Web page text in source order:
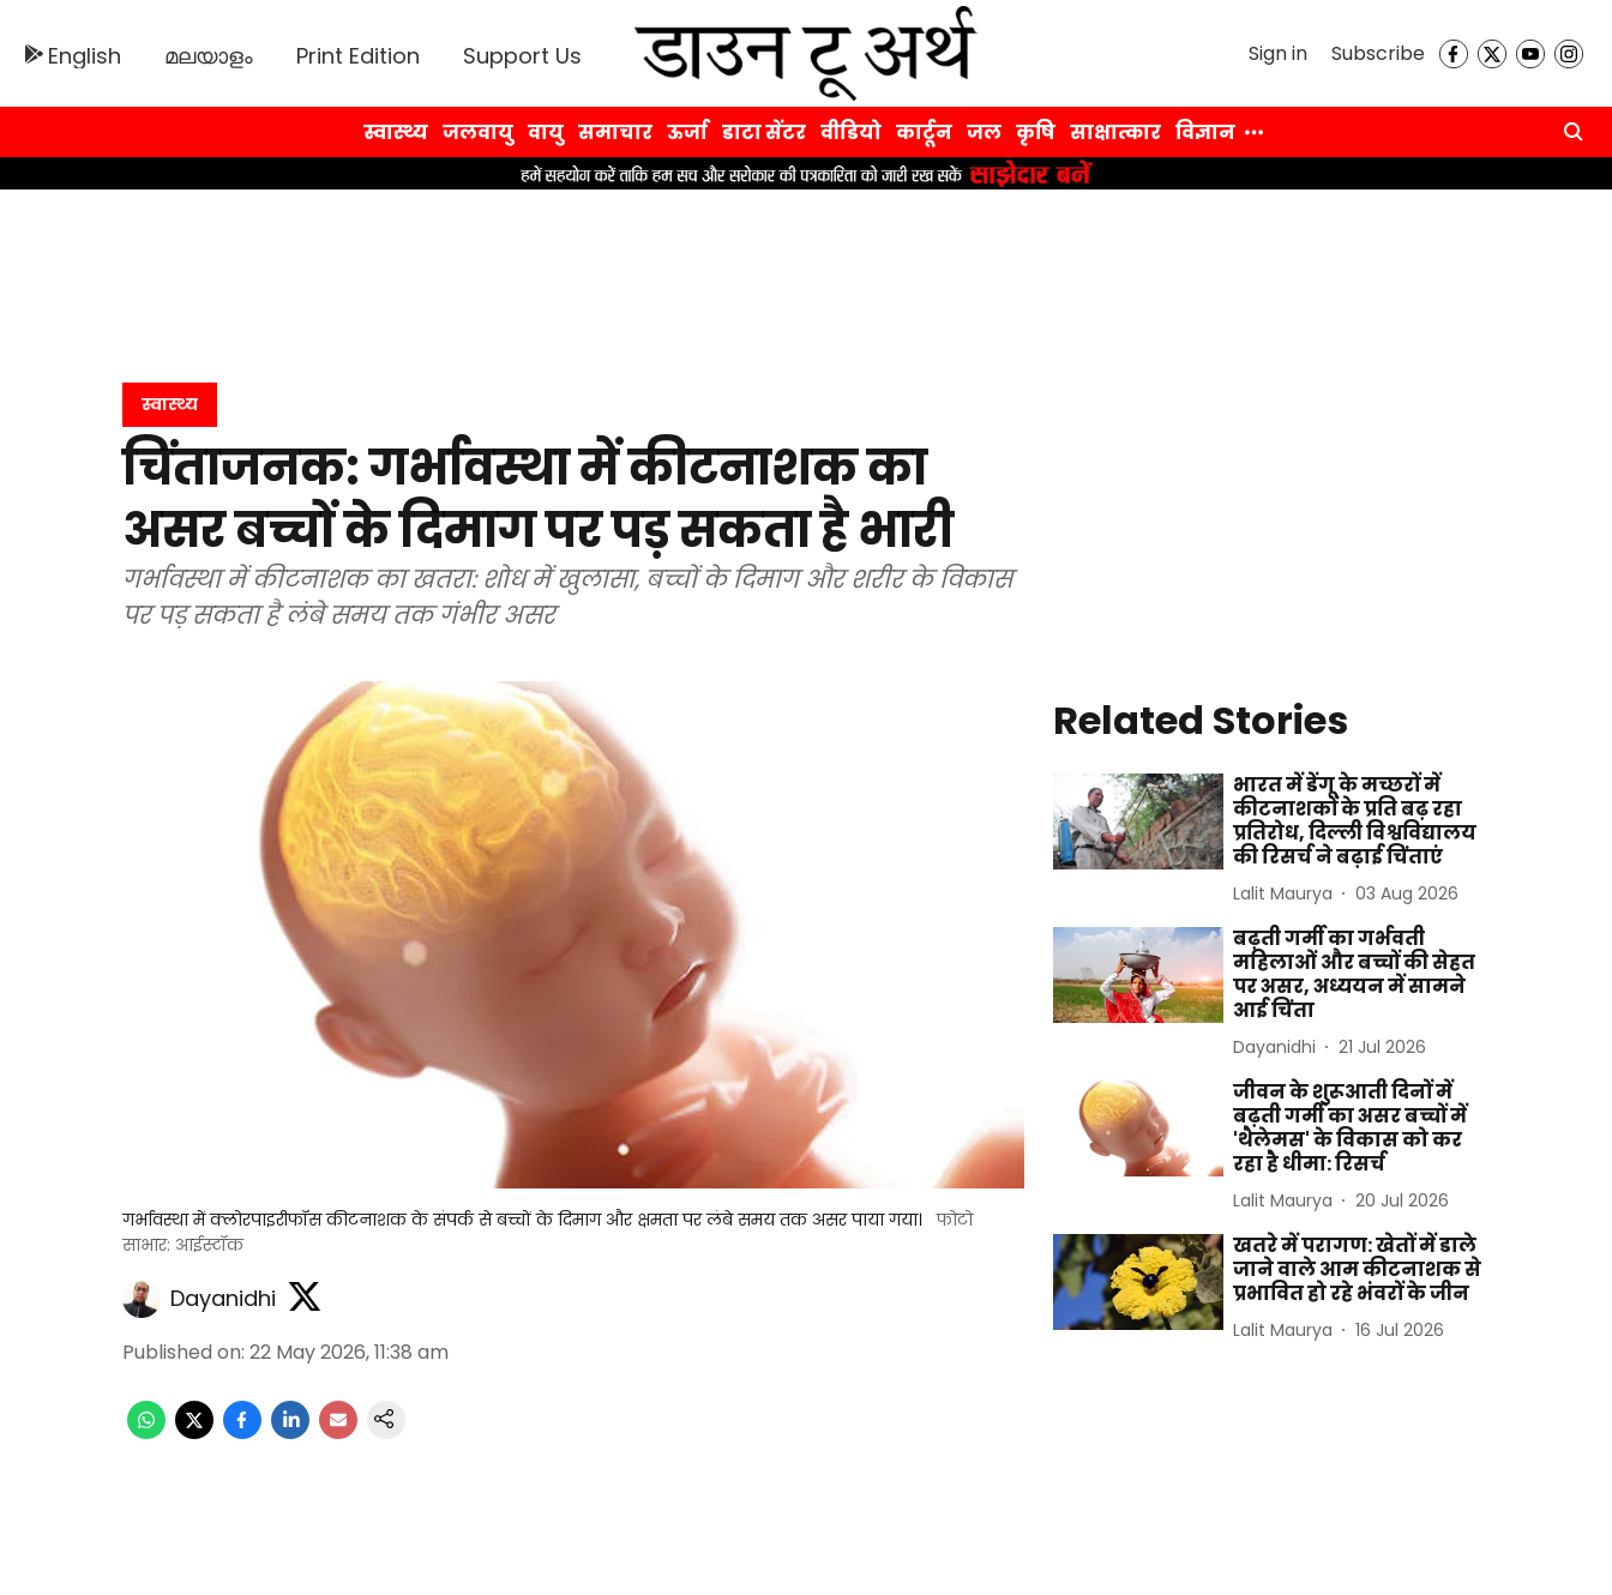
English മലയാളം Print Edition Support Us Sign in Subscribe
स्वास्थ्य जलवायु वायु समाचार ऊर्जा डाटा सेंटर वीडियो कार्टून जल कृषि साक्षात्कार विज्ञान
स्वास्थ्य
चिंताजनक: गर्भावस्था में कीटनाशक का
असर बच्चों के दिमाग पर पड़ सकता है भारी
गर्भावस्था में कीटनाशक का खतरा: शोध में खुलासा, बच्चों के दिमाग और शरीर के विकास
पर पड़ सकता है लंबे समय तक गंभीर असर
गर्भावस्था में क्लोरपाइरीफॉस कीटनाशक के संपर्क से बच्चों के दिमाग और क्षमता पर लंबे समय तक असर पाया गया। फोटो
साभार: आईस्टॉक
Dayanidhi
Published on: 22 May 2026, 11:38 am
Related Stories
भारत में डेंगू के मच्छरों में
कीटनाशकों के प्रति बढ़ रहा
प्रतिरोध, दिल्ली विश्वविद्यालय
की रिसर्च ने बढ़ाई चिंताएं
Lalit Maurya 03 Aug 2026
बढ़ती गर्मी का गर्भवती
महिलाओं और बच्चों की सेहत
पर असर, अध्ययन में सामने
आई चिंता
Dayanidhi 21 Jul 2026
जीवन के शुरूआती दिनों में
बढ़ती गर्मी का असर बच्चों में
'थैलेमस' के विकास को कर
रहा है धीमा: रिसर्च
Lalit Maurya 20 Jul 2026
खतरे में परागण: खेतों में डाले
जाने वाले आम कीटनाशक से
प्रभावित हो रहे भंवरों के जीन
Lalit Maurya 16 Jul 2026